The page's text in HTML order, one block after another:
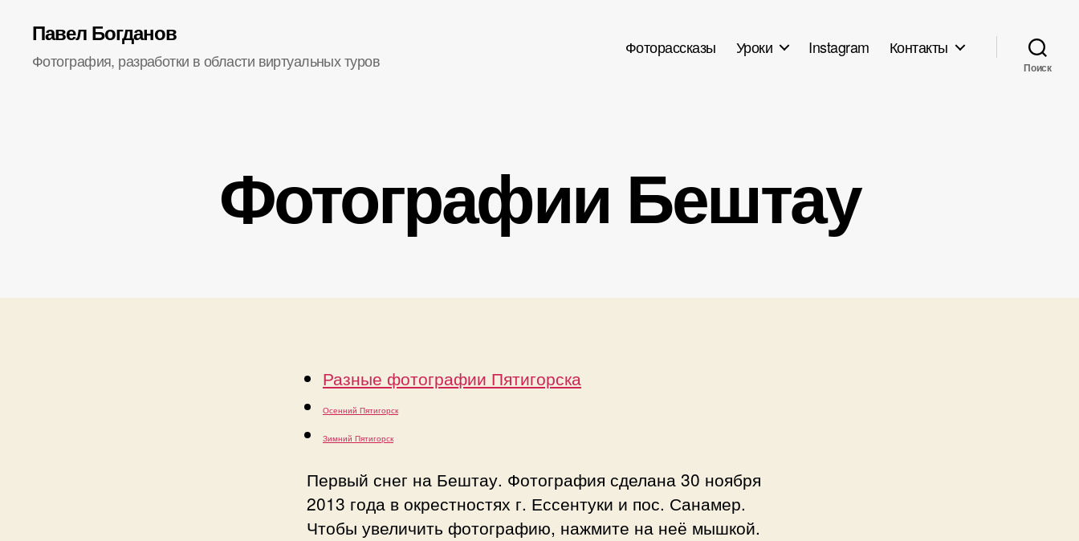
Павел Богданов
Фотография, разработки в области виртуальных туров
Фоторассказы Уроки Instagram Контакты
Поиск
Фотографии Бештау
Разные фотографии Пятигорска
Осенний Пятигорск
Зимний Пятигорск
Первый снег на Бештау. Фотография сделана 30 ноября
2013 года в окрестностях г. Ессентуки и пос. Санамер.
Чтобы увеличить фотографию, нажмите на неё мышкой.